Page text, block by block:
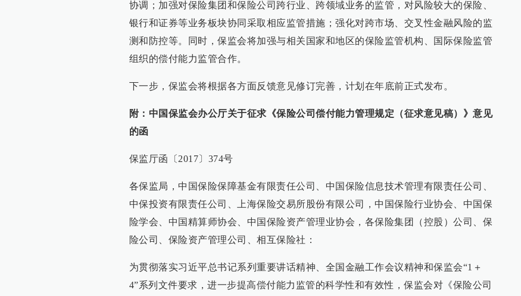
协调；加强对保险集团和保险公司跨行业、跨领域业务的监管，对风险较大的保险、
银行和证券等业务板块协同采取相应监管措施；强化对跨市场、交叉性金融风险的监
测和防控等。同时，保监会将加强与相关国家和地区的保险监管机构、国际保险监管
组织的偿付能力监管合作。
下一步，保监会将根据各方面反馈意见修订完善，计划在年底前正式发布。
附：中国保监会办公厅关于征求《保险公司偿付能力管理规定（征求意见稿）》意见
的函
保监厅函〔2017〕374号
各保监局，中国保险保障基金有限责任公司、中国保险信息技术管理有限责任公司、
中保投资有限责任公司、上海保险交易所股份有限公司，中国保险行业协会、中国保
险学会、中国精算师协会、中国保险资产管理业协会，各保险集团（控股）公司、保
险公司、保险资产管理公司、相互保险社：
为贯彻落实习近平总书记系列重要讲话精神、全国金融工作会议精神和保监会“1＋
4”系列文件要求，进一步提高偿付能力监管的科学性和有效性，保监会对《保险公司